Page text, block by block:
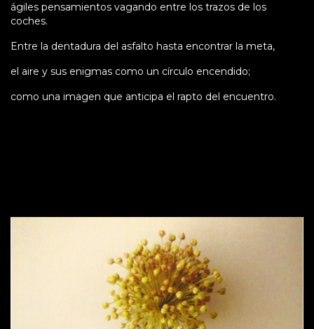
ágiles pensamientos vagando entre los trazos de los
coches.
Entre la dentadura del asfalto hasta encontrar la meta,
el aire y sus enigmas como un círculo encendido;
como una imagen que anticipa el rapto del encuentro.